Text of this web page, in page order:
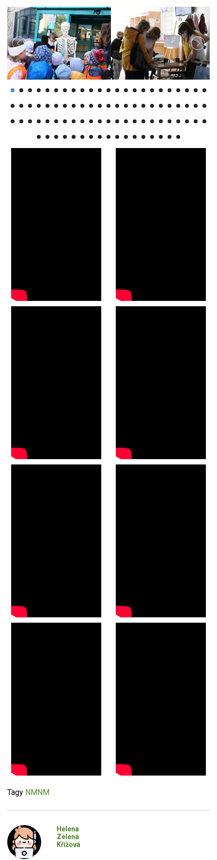
Tagy NMNM
Helena
Zelená
Křížová